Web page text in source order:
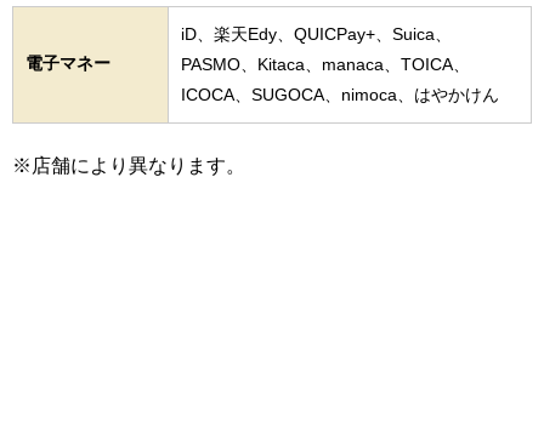
電子マネー
iD、楽天Edy、QUICPay+、Suica、
PASMO、Kitaca、manaca、TOICA、
ICOCA、SUGOCA、nimoca、はやかけん
※店舗により異なります。